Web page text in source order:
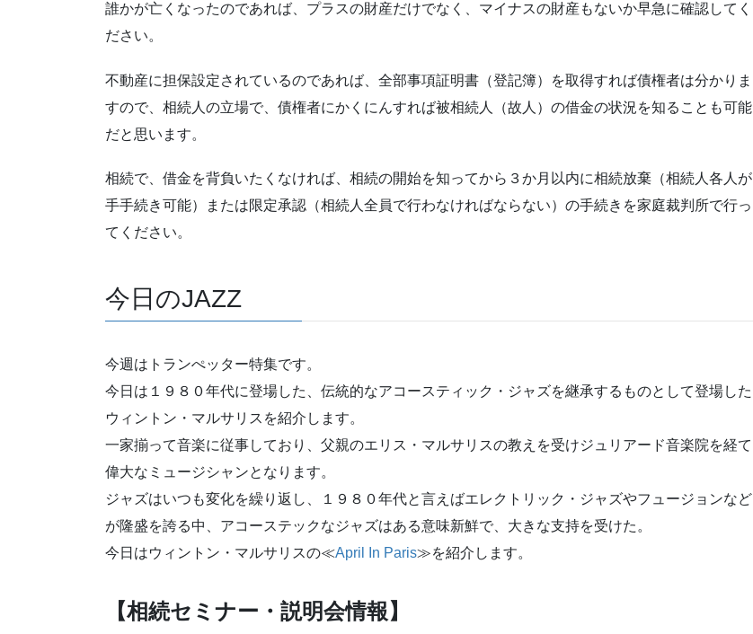
誰かが亡くなったのであれば、プラスの財産だけでなく、マイナスの財産もないか早急に確認してく
ださい。
不動産に担保設定されているのであれば、全部事項証明書（登記簿）を取得すれば債権者は分かりま
すので、相続人の立場で、債権者にかくにんすれば被相続人（故人）の借金の状況を知ることも可能
だと思います。
相続で、借金を背負いたくなければ、相続の開始を知ってから３か月以内に相続放棄（相続人各人が
手手続き可能）または限定承認（相続人全員で行わなければならない）の手続きを家庭裁判所で行っ
てください。
今日のJAZZ
今週はトランぺッター特集です。
今日は１９８０年代に登場した、伝統的なアコースティック・ジャズを継承するものとして登場した
ウィントン・マルサリスを紹介します。
一家揃って音楽に従事しており、父親のエリス・マルサリスの教えを受けジュリアード音楽院を経て
偉大なミュージシャンとなります。
ジャズはいつも変化を繰り返し、１９８０年代と言えばエレクトリック・ジャズやフュージョンなど
が隆盛を誇る中、アコーステックなジャズはある意味新鮮で、大きな支持を受けた。
今日はウィントン・マルサリスの≪April In Paris≫を紹介します。
【相続セミナー・説明会情報】